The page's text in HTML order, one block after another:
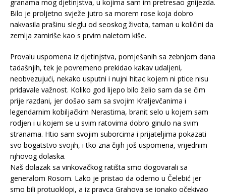
granama mog djetinjstva, u kojima sam im pretresao gnijezda.
Bilo je proljetno svježe jutro sa morem rose koja dobro
nakvasila prašinu sleglu od seoskog života, taman u količini da
zemlja zamiriše kao s prvim naletom kiše.
Provalu uspomena iz djetinjstva, pomješanih sa zebnjom dana
tadašnjih, tek je povremeno prekidao kakav udaljeni,
neobvezujući, nekako usputni i nujni hitac kojem ni ptice nisu
pridavale važnost. Koliko god lijepo bilo želio sam da se čim
prije razdani, jer došao sam sa svojim Kraljevčanima i
legendarnim kobiljačkim Nerastima, branit selo u kojem sam
rodjen i u kojem se u svim ratovima dobro ginulo na svim
stranama. Htio sam svojim suborcima i prijateljima pokazati
svo bogatstvo svojih, i tko zna čijih još uspomena, vrijednim
njhovog dolaska.
Naš dolazak sa vinkovačkog ratišta smo dogovarali sa
generalom Rosom. Lako je pristao da odemo u Čelebić jer
smo bili protuoklopi, a iz pravca Grahova se ionako očekivao